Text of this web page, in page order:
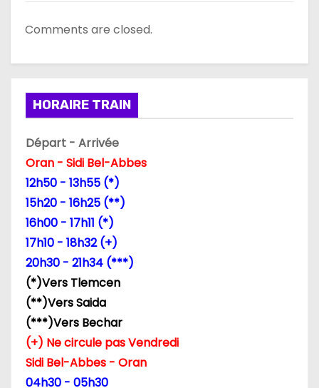
Comments are closed.
HORAIRE TRAIN
Départ - Arrivée
Oran - Sidi Bel-Abbes
12h50 - 13h55 (*)
15h20 - 16h25 (**)
16h00 - 17h11 (*)
17h10 - 18h32 (+)
20h30 - 21h34 (***)
(*)Vers Tlemcen
(**)Vers Saida
(***)Vers Bechar
(+) Ne circule pas Vendredi
Sidi Bel-Abbes - Oran
04h30 - 05h30